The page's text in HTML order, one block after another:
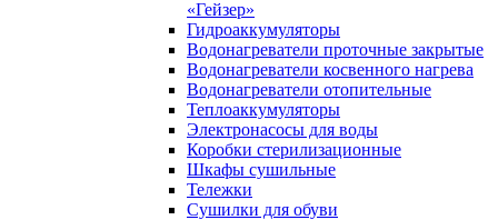
«Гейзер»
Гидроаккумуляторы
Водонагреватели проточные закрытые
Водонагреватели косвенного нагрева
Водонагреватели отопительные
Теплоаккумуляторы
Электронасосы для воды
Коробки стерилизационные
Шкафы сушильные
Тележки
Сушилки для обуви